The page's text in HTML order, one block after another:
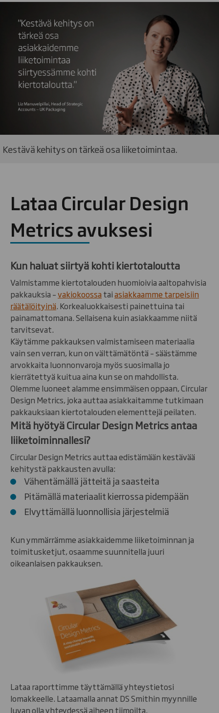
Kestävä kehitys on tärkeä osa liiketoimintaa.
Lataa Circular Design
Metrics avuksesi
Kun haluat siirtyä kohti kiertotaloutta
Valmistamme kiertotalouden huomioivia aaltopahvisia
pakkauksia –vakiokoossa taiasiakkaamme tarpeisiin
räätälöityinä. Korkealuokkaisesti painettuina tai
painamattomana. Sellaisena kuin asiakkaamme niitä
tarvitsevat.
Käytämme pakkauksen valmistamiseen materiaalia
vain sen verran, kun on välttämätöntä – säästämme
arvokkaita luonnonvaroja myös suosimalla jo
kierrätettyä kuitua aina kun se on mahdollista.
Olemme luoneet alamme ensimmäisen oppaan, Circular
Design Metrics, joka auttaa asiakkaitamme tutkimaan
pakkauksiaan kiertotalouden elementtejä peilaten.
Mitä hyötyä Circular Design Metrics antaa
liiketoiminnallesi?
Circular Design Metrics auttaa edistämään kestävää
kehitystä pakkausten avulla:
Vähentämällä jätteitä ja saasteita
Pitämällä materiaalit kierrossa pidempään
Elvyttämällä luonnollisia järjestelmiä
Kun ymmärrämme asiakkaidemme liiketoiminnan ja
toimitusketjut, osaamme suunnitella juuri
oikeanlaisen pakkauksen.
Lataa raporttimme täyttämällä yhteystietosi
lomakkeelle. Lataamalla annat DS Smithin myynnille
luvan olla yhteydessä aiheen tiimoilta.